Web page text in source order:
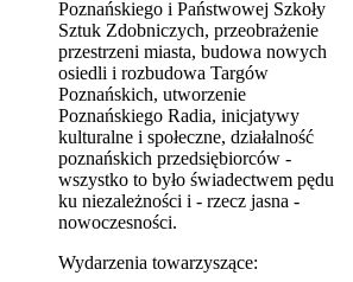
Poznańskiego i Państwowej Szkoły
Sztuk Zdobniczych, przeobrażenie
przestrzeni miasta, budowa nowych
osiedli i rozbudowa Targów
Poznańskich, utworzenie
Poznańskiego Radia, inicjatywy
kulturalne i społeczne, działalność
poznańskich przedsiębiorców -
wszystko to było świadectwem pędu
ku niezależności i - rzecz jasna -
nowoczesności.
Wydarzenia towarzyszące: